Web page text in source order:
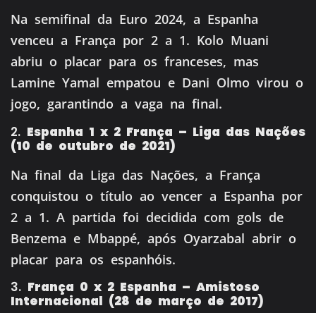
Na semifinal da Euro 2024, a Espanha
venceu a França por 2 a 1. Kolo Muani
abriu o placar para os franceses, mas
Lamine Yamal empatou e Dani Olmo virou o
jogo, garantindo a vaga na final.
2. Espanha 1 x 2 França – Liga das Nações
(10 de outubro de 2021)
Na final da Liga das Nações, a França
conquistou o título ao vencer a Espanha por
2 a 1. A partida foi decidida com gols de
Benzema e Mbappé, após Oyarzabal abrir o
placar para os espanhóis.
3. França 0 x 2 Espanha – Amistoso
Internacional (28 de março de 2017)